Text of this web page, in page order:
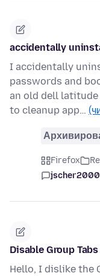
accidentally
I accidentally
passwords and
an old dell
to cleanup app…
Firefox
jscher2000
Disable Group Tabs
Hello, I dislike the